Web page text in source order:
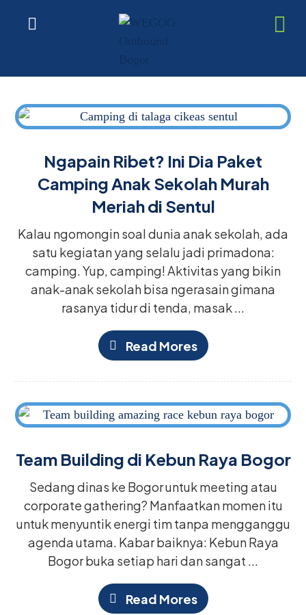
Ngapain Ribet? Ini Dia Paket
Camping Anak Sekolah Murah
Meriah di Sentul
Kalau ngomongin soal dunia anak sekolah, ada
satu kegiatan yang selalu jadi primadona:
camping. Yup, camping! Aktivitas yang bikin
anak-anak sekolah bisa ngerasain gimana
rasanya tidur di tenda, masak ...
Read Mores
Team Building di Kebun Raya Bogor
Sedang dinas ke Bogor untuk meeting atau
corporate gathering? Manfaatkan momen itu
untuk menyuntik energi tim tanpa mengganggu
agenda utama. Kabar baiknya: Kebun Raya
Bogor buka setiap hari dan sangat ...
Read Mores